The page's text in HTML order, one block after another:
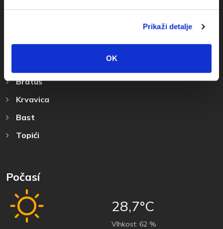
Prikaži detalje
OK
Baška Voda
Bratuš
Krvavica
Bast
Topići
Počasí
28,7°C
Vlhkost: 62 %